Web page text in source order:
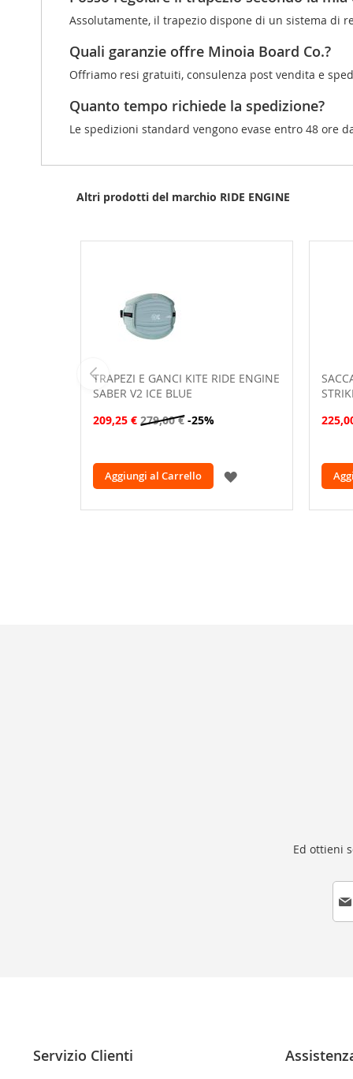
Assolutamente, il trapezio dispone di un sistema di
Quali garanzie offre Minoia Board Co.?
Offriamo resi gratuiti, consulenza post vendita e
Quanto tempo richiede la spedizione?
Le spedizioni standard vengono evase entro 48 ore
Altri prodotti del marchio RIDE ENGINE
TRAPEZI E GANCI KITE RIDE ENGINE
SABER V2 ICE BLUE
209,25 € 279,00 € -25%
Aggiungi al Carrello
AGGIUNGI
Ed ottieni
I
c
l
Servizio Clienti